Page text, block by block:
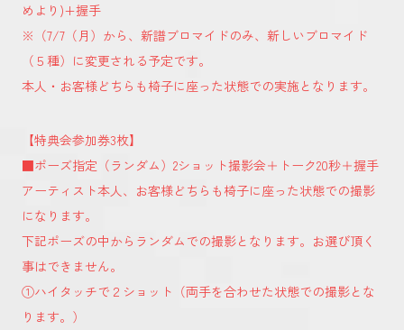
めより)+握手
※（7/7（月）から、新譜ブロマイドのみ、新しいブロマイド
（５種）に変更される予定です。
本人・お客様どちらも椅子に座った状態での実施となります。
【特典会参加券3枚】
■ポーズ指定（ランダム）2ショット撮影会＋トーク20秒＋握手
アーティスト本人、お客様どちらも椅子に座った状態での撮影
になります。
下記ポーズの中からランダムでの撮影となります。お選び頂く
事はできません。
①ハイタッチで２ショット（両手を合わせた状態での撮影とな
ります。）